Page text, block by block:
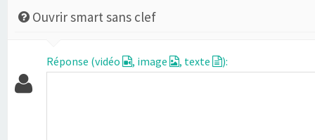
Ouvrir smart sans clef
Réponse (vidéo , image , texte ):